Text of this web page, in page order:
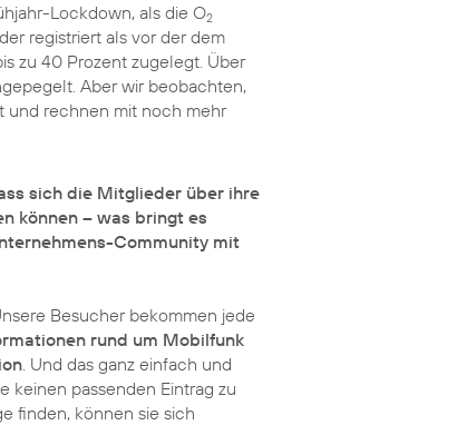
Lockdown, als die O2
registriert als vor der dem
zu 40 Prozent zugelegt. Über
Aber wir beobachten,
und rechnen mit noch mehr
sich die Mitglieder über ihre
können – was bringt es
Community mit
Besucher bekommen jede
rund um Mobilfunk
. Und das ganz einfach und
keinen passenden Eintrag zu
finden, können sie sich